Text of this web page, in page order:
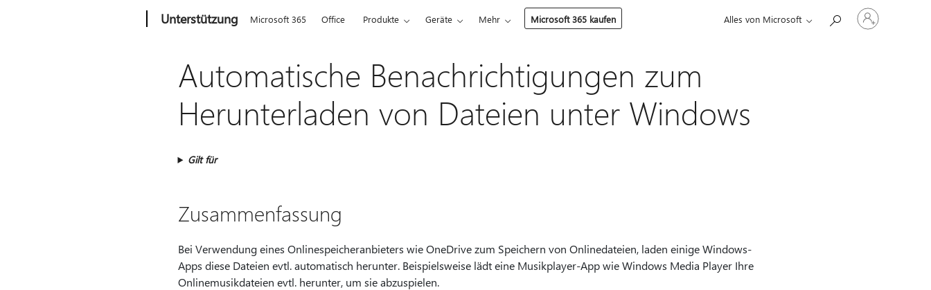
Unterstützung Microsoft 365 Office Produkte Geräte Mehr Microsoft 365 kaufen Alles von Microsoft
Bei
Ihrem
Konto
Automatische Benachrichtigungen zum
Herunterladen von Dateien unter Windows
Gilt für
Zusammenfassung
Bei Verwendung eines Onlinespeicheranbieters wie OneDrive zum Speichern von Onlinedateien, laden einige Windows-
Apps diese Dateien evtl. automatisch herunter. Beispielsweise lädt eine Musikplayer-App wie Windows Media Player Ihre
Onlinemusikdateien evtl. herunter, um sie abzuspielen.